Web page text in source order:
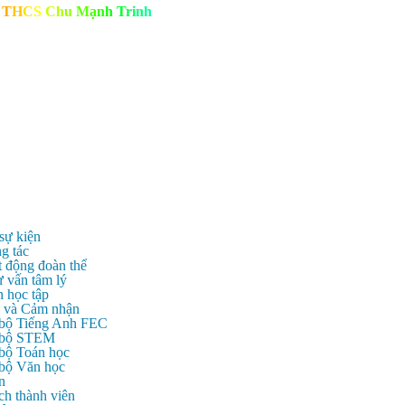
THCS Chu Mạnh Trinh
kiện
tác
động đoàn thể
vấn tâm lý
học tập
và Cảm nhận
Tiếng Anh FEC
STEM
Toán học
Văn học
thành viên